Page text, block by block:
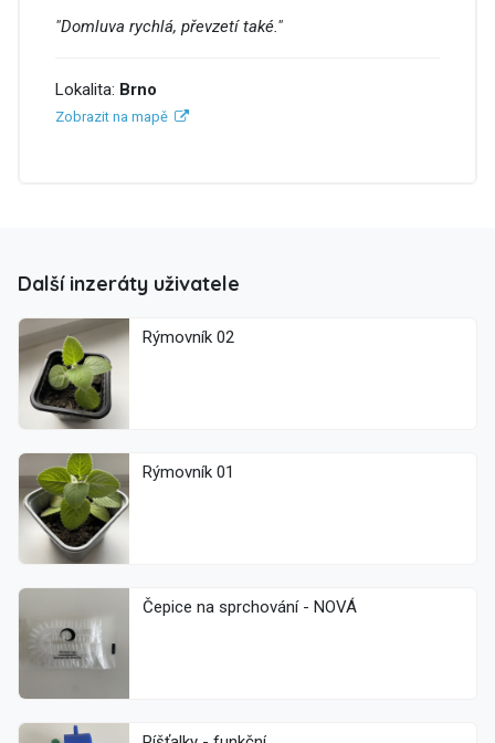
"Domluva rychlá, převzetí také."
Lokalita: Brno
Zobrazit na mapě
Další inzeráty uživatele
Rýmovník 02
Rýmovník 01
Čepice na sprchování - NOVÁ